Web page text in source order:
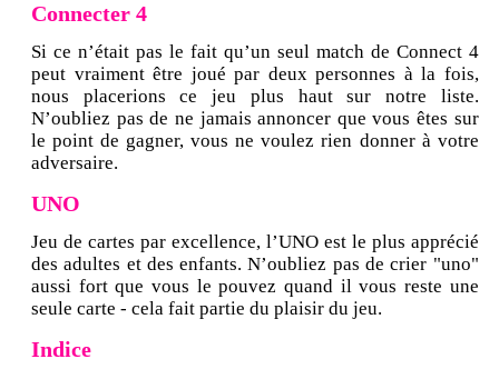
Connecter 4
Si ce n’était pas le fait qu’un seul match de Connect 4
peut vraiment être joué par deux personnes à la fois,
nous placerions ce jeu plus haut sur notre liste.
N’oubliez pas de ne jamais annoncer que vous êtes sur
le point de gagner, vous ne voulez rien donner à votre
adversaire.
UNO
Jeu de cartes par excellence, l’UNO est le plus apprécié
des adultes et des enfants. N’oubliez pas de crier "uno"
aussi fort que vous le pouvez quand il vous reste une
seule carte - cela fait partie du plaisir du jeu.
Indice